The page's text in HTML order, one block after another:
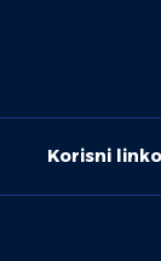
Korisni